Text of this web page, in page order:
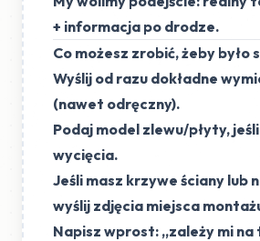
+ informacja po drodze.
Co możesz zrobić, żeby było
Wyślij od razu dokładne
(nawet odręczny).
Podaj model zlewu/płyty,
wycięcia.
Jeśli masz krzywe ściany lub
wyślij zdjęcia miejsca
Napisz wprost: „zależy mi